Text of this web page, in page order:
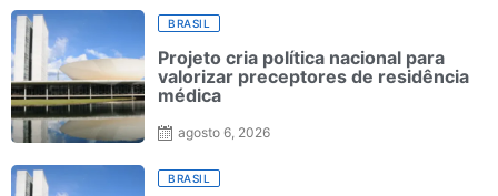
BRASIL
Projeto cria política nacional para
valorizar preceptores de residência
médica
agosto 6, 2026
BRASIL